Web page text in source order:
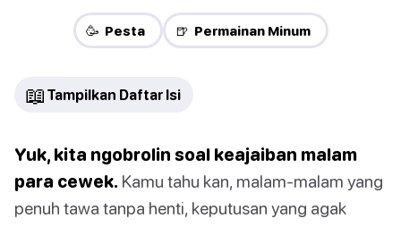
🥳 Pesta 🍺 Permainan Minum
📖 Tampilkan Daftar Isi
Yuk, kita ngobrolin soal keajaiban malam
para cewek. Kamu tahu kan, malam-malam yang
penuh tawa tanpa henti, keputusan yang agak